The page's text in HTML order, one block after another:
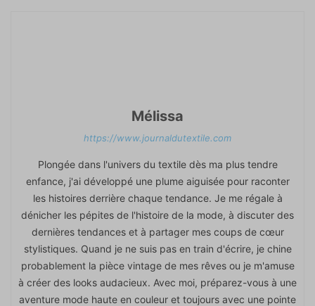
Mélissa
https://www.journaldutextile.com
Plongée dans l'univers du textile dès ma plus tendre
enfance, j'ai développé une plume aiguisée pour raconter
les histoires derrière chaque tendance. Je me régale à
dénicher les pépites de l'histoire de la mode, à discuter des
dernières tendances et à partager mes coups de cœur
stylistiques. Quand je ne suis pas en train d'écrire, je chine
probablement la pièce vintage de mes rêves ou je m'amuse
à créer des looks audacieux. Avec moi, préparez-vous à une
aventure mode haute en couleur et toujours avec une pointe